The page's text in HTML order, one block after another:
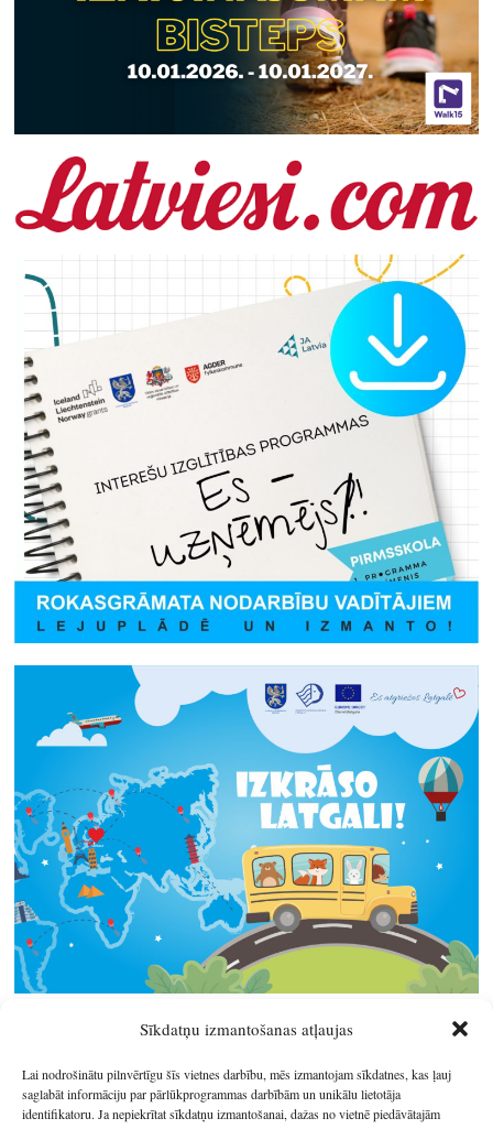
Sīkdatņu izmantošanas atļaujas
Lai nodrošinātu pilnvērtīgu šīs vietnes darbību, mēs izmantojam sīkdatnes, kas ļauj
saglabāt informāciju par pārlūkprogrammas darbībām un unikālu lietotāja
identifikatoru. Ja nepiekrītat sīkdatņu izmantošanai, dažas no vietnē piedāvātajām